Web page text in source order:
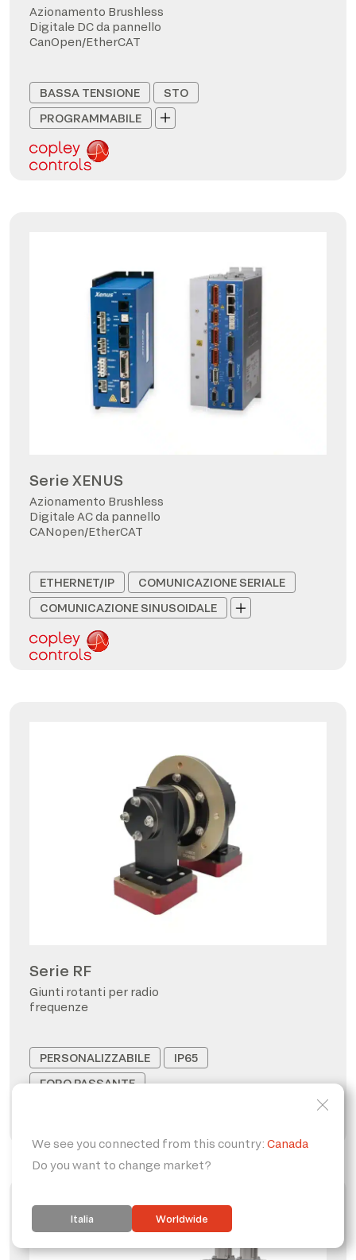
Azionamento Brushless
Digitale DC da pannello
CanOpen/EtherCAT
BASSA TENSIONE
STO
PROGRAMMABILE
Serie XENUS
Azionamento Brushless
Digitale AC da pannello
CANopen/EtherCAT
ETHERNET/IP
COMUNICAZIONE SERIALE
COMUNICAZIONE SINUSOIDALE
Serie RF
Giunti rotanti per radio
frequenze
PERSONALIZZABILE
IP65
FORO PASSANTE